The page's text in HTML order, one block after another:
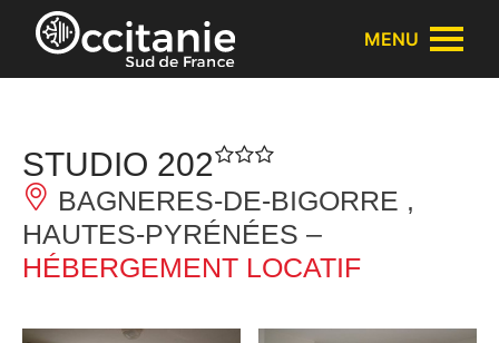
Panneau de gestion des cookies
MENU
STUDIO 202
BAGNERES-DE-BIGORRE ,
HAUTES-PYRÉNÉES –
HÉBERGEMENT LOCATIF